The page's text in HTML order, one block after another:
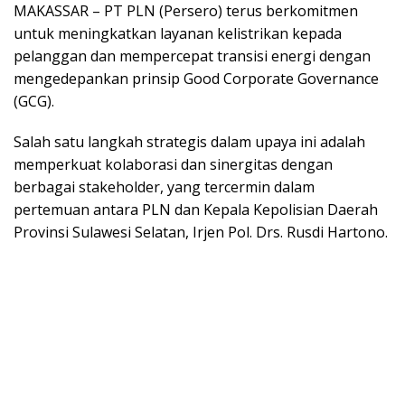
MAKASSAR – PT PLN (Persero) terus berkomitmen
untuk meningkatkan layanan kelistrikan kepada
pelanggan dan mempercepat transisi energi dengan
mengedepankan prinsip Good Corporate Governance
(GCG).
Salah satu langkah strategis dalam upaya ini adalah
memperkuat kolaborasi dan sinergitas dengan
berbagai stakeholder, yang tercermin dalam
pertemuan antara PLN dan Kepala Kepolisian Daerah
Provinsi Sulawesi Selatan, Irjen Pol. Drs. Rusdi Hartono.